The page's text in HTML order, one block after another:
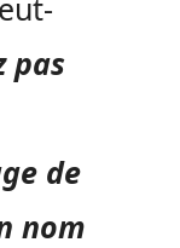
pas
de
nom